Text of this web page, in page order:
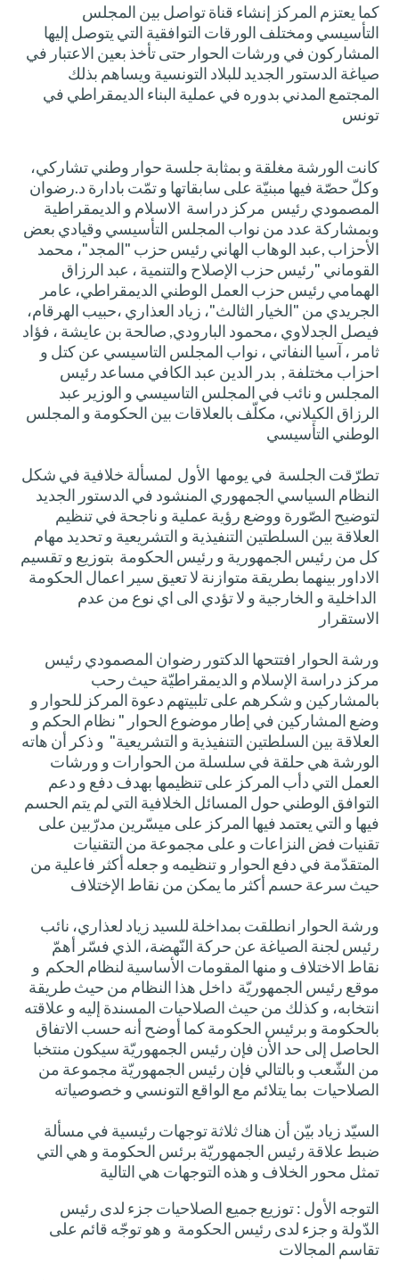
كما يعتزم المركز إنشاء قناة تواصل بين المجلس
التأسيسي ومختلف الورقات التوافقية التي يتوصل إليها
المشاركون في ورشات الحوار حتى تأخذ بعين الاعتبار في
صياغة الدستور الجديد للبلاد التونسية ويساهم بذلك
المجتمع المدني بدوره في عملية البناء الديمقراطي في
تونس
كانت الورشة مغلقة و بمثابة جلسة حوار وطني تشاركي،
وكلّ حصّة فيها مبنيّة على سابقاتها و تمّت بادارة د.رضوان
المصمودي رئيس مركز دراسة الاسلام و الديمقراطية
وبمشاركة عدد من نواب المجلس التأسيسي وقيادي بعض
الأحزاب ,عبد الوهاب الهاني رئيس حزب "المجد"، محمد
القوماني "رئيس حزب الإصلاح والتنمية ، عبد الرزاق
الهمامي رئيس حزب العمل الوطني الديمقراطي، عامر
الجريدي من "الخيار الثالث"، زياد العذاري ،حبيب الهرقام،
فيصل الجدلاوي ،محمود البارودي, صالحة بن عايشة ، فؤاد
ثامر ، آسيا النفاتي ، نواب المجلس التاسيسي عن كتل و
احزاب مختلفة , بدر الدين عبد الكافي مساعد رئيس
المجلس و نائب في المجلس التاسيسي و الوزير عبد
الرزاق الكيلاني، مكلّف بالعلاقات بين الحكومة و المجلس
الوطني التأسيسي
تطرّقت الجلسة في يومها الأول لمسألة خلافية في شكل
النظام السياسي الجمهوري المنشود في الدستور الجديد
لتوضيح الصّورة ووضع رؤية عملية و ناجحة في تنظيم
العلاقة بين السلطتين التنفيذية و التشريعية و تحديد مهام
كل من رئيس الجمهورية و رئيس الحكومة بتوزيع و تقسيم
الاداور بينهما بطريقة متوازنة لا تعيق سير اعمال الحكومة
الداخلية و الخارجية و لا تؤدي الى اي نوع من عدم
الاستقرار
ورشة الحوار افتتحها الدكتور رضوان المصمودي رئيس
مركز دراسة الإسلام و الديمقراطيّة حيث رحب
بالمشاركين و شكرهم على تلبيتهم دعوة المركز للحوار و
وضع المشاركين في إطار موضوع الحوار " نظام الحكم و
العلاقة بين السلطتين التنفيذية و التشريعية" و ذكر أن هاته
الورشة هي حلقة في سلسلة من الحوارات و ورشات
العمل التي دأب المركز على تنظيمها بهدف دفع و دعم
التوافق الوطني حول المسائل الخلافية التي لم يتم الحسم
فيها و التي يعتمد فيها المركز على ميسّرين مدرّبين على
تقنيات فض النزاعات و على مجموعة من التقنيات
المتقدّمة في دفع الحوار و تنظيمه و جعله أكثر فاعلية من
حيث سرعة حسم أكثر ما يمكن من نقاط الإختلاف
ورشة الحوار انطلقت بمداخلة للسيد زياد لعذاري، نائب
رئيس لجنة الصياغة عن حركة النّهضة، الذي فسّر أهمّ
نقاط الاختلاف و منها المقومات الأساسية لنظام الحكم و
موقع رئيس الجمهوريّة داخل هذا النظام من حيث طريقة
انتخابه، و كذلك من حيث الصلاحيات المسندة إليه و علاقته
بالحكومة و برئيس الحكومة كما أوضح أنه حسب الاتفاق
الحاصل إلى حد الأن فإن رئيس الجمهوريّة سيكون منتخبا
من الشّعب و بالتالي فإن رئيس الجمهوريّة مجموعة من
الصلاحيات بما يتلائم مع الواقع التونسي و خصوصياته
السيّد زياد بيّن أن هناك ثلاثة توجهات رئيسية في مسألة
ضبط علاقة رئيس الجمهوريّة برئس الحكومة و هي التي
تمثل محور الخلاف و هذه التوجهات هي التالية
التوجه الأول : توزيع جميع الصلاحيات جزء لدى رئيس
الدّولة و جزء لدى رئيس الحكومة و هو توجّه قائم على
تقاسم المجالات